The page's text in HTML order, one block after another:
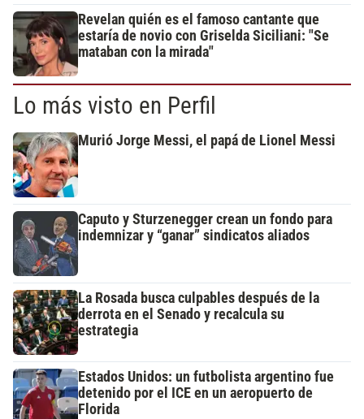
Revelan quién es el famoso cantante que
estaría de novio con Griselda Siciliani: "Se
mataban con la mirada"
Lo más visto en Perfil
Murió Jorge Messi, el papá de Lionel Messi
Caputo y Sturzenegger crean un fondo para
indemnizar y “ganar” sindicatos aliados
La Rosada busca culpables después de la
derrota en el Senado y recalcula su
estrategia
Estados Unidos: un futbolista argentino fue
detenido por el ICE en un aeropuerto de
Florida